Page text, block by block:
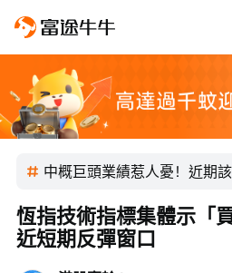
中概巨頭業績惹人憂！近期
恆指技術指標集體示「
近短期反彈窗口